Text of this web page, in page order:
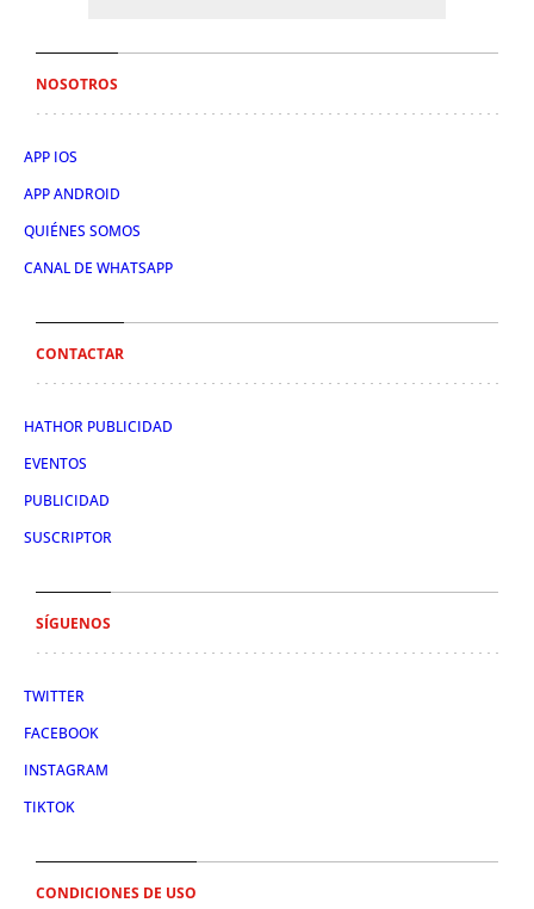
NOSOTROS
APP IOS
APP ANDROID
QUIÉNES SOMOS
CANAL DE WHATSAPP
CONTACTAR
HATHOR PUBLICIDAD
EVENTOS
PUBLICIDAD
SUSCRIPTOR
SÍGUENOS
TWITTER
FACEBOOK
INSTAGRAM
TIKTOK
CONDICIONES DE USO